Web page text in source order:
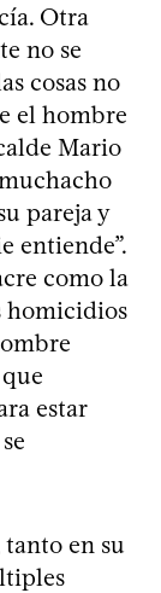
Otra
no se
cosas no
el hombre
Mario
pareja y
entiende”.
como la
homicidios
estar
en su